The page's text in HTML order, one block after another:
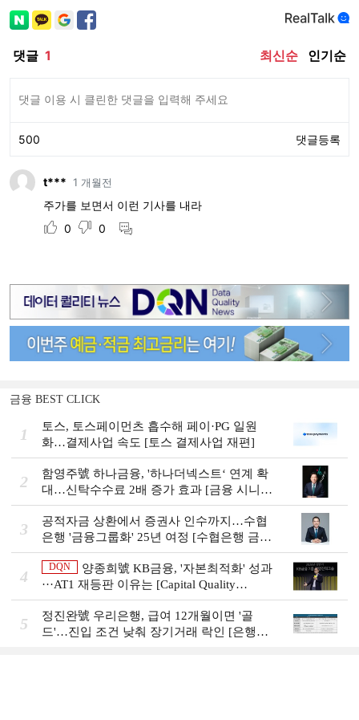
금융 BEST CLICK
1
토스, 토스페이먼츠 흡수해 페이·PG 일원
화…결제사업 속도 [토스 결제사업 재편]
2
함영주號 하나금융, '하나더넥스트‘ 연계 확
대…신탁수수료 2배 증가 효과 [금융 시니어
비즈니스 돋보기]
3
공적자금 상환에서 증권사 인수까지…수협
은행 '금융그룹화' 25년 여정 [수협은행 금융
그룹의 꿈①]
4
DQN
양종희號 KB금융, '자본최적화' 성과
···AT1 재등판 이유는 [Capital Quality
Review]]
5
정진완號 우리은행, 급여 12개월이면 '골
드'…진입 조건 낮춰 장기거래 락인 [은행권